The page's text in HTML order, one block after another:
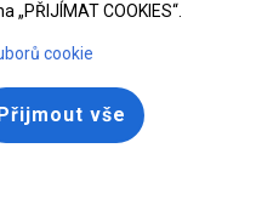
COOKIES“.
cookie
vše